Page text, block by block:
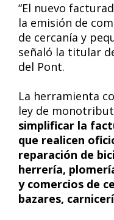
“El nuevo
la emisión de
de cercanía y
señaló la titular
del Pont.
La herramienta
ley de
simplificar la
que realicen
reparación de
herrería,
y comercios de
bazares,